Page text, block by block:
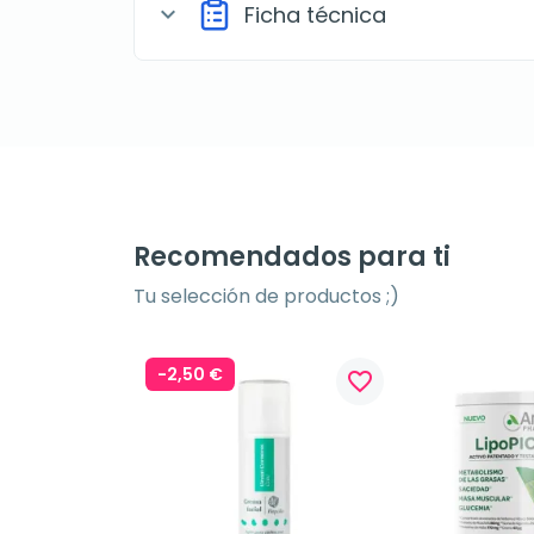
expand_more Ficha técnica
Recomendados para ti
Tu selección de productos ;)
-2,50 € favorite_border